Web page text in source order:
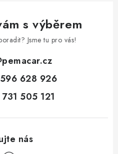
s výběrem
Jsme tu pro vás!
pemacar.cz
628 926
505 121